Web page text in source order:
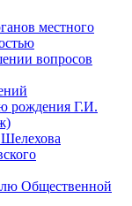
местного
вопросов
рождения Г.И.
Общественной